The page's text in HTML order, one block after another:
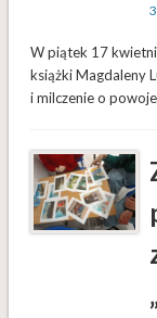
W piątek 17
książki Magdaleny
i milczenie o